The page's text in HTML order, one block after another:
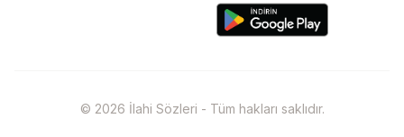
© 2026 İlahi Sözleri - Tüm hakları saklıdır.